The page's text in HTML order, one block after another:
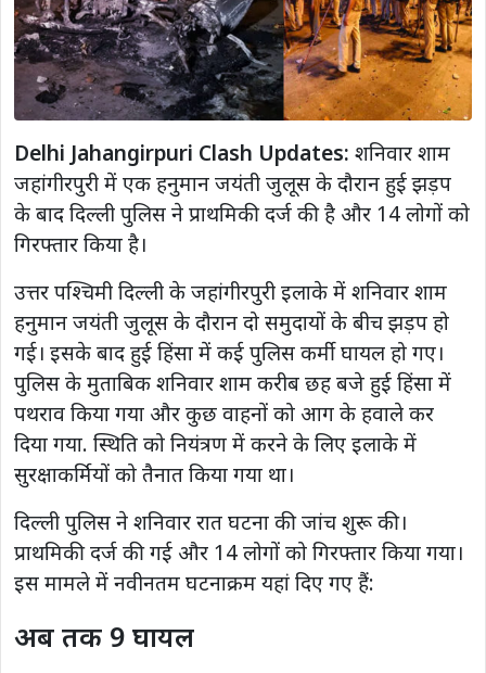
Delhi Jahangirpuri Clash Updates: शनिवार शाम
जहांगीरपुरी में एक हनुमान जयंती जुलूस के दौरान हुई झड़प
के बाद दिल्ली पुलिस ने प्राथमिकी दर्ज की है और 14 लोगों को
गिरफ्तार किया है।
उत्तर पश्चिमी दिल्ली के जहांगीरपुरी इलाके में शनिवार शाम
हनुमान जयंती जुलूस के दौरान दो समुदायों के बीच झड़प हो
गई। इसके बाद हुई हिंसा में कई पुलिस कर्मी घायल हो गए।
पुलिस के मुताबिक शनिवार शाम करीब छह बजे हुई हिंसा में
पथराव किया गया और कुछ वाहनों को आग के हवाले कर
दिया गया. स्थिति को नियंत्रण में करने के लिए इलाके में
सुरक्षाकर्मियों को तैनात किया गया था।
दिल्ली पुलिस ने शनिवार रात घटना की जांच शुरू की।
प्राथमिकी दर्ज की गई और 14 लोगों को गिरफ्तार किया गया।
इस मामले में नवीनतम घटनाक्रम यहां दिए गए हैं:
अब तक 9 घायल